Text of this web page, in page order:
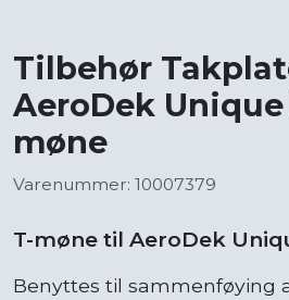
Tilbehør
AeroDek Unique
møne
Varenummer: 10007379
T-møne til AeroDek
Benyttes til sammenføying